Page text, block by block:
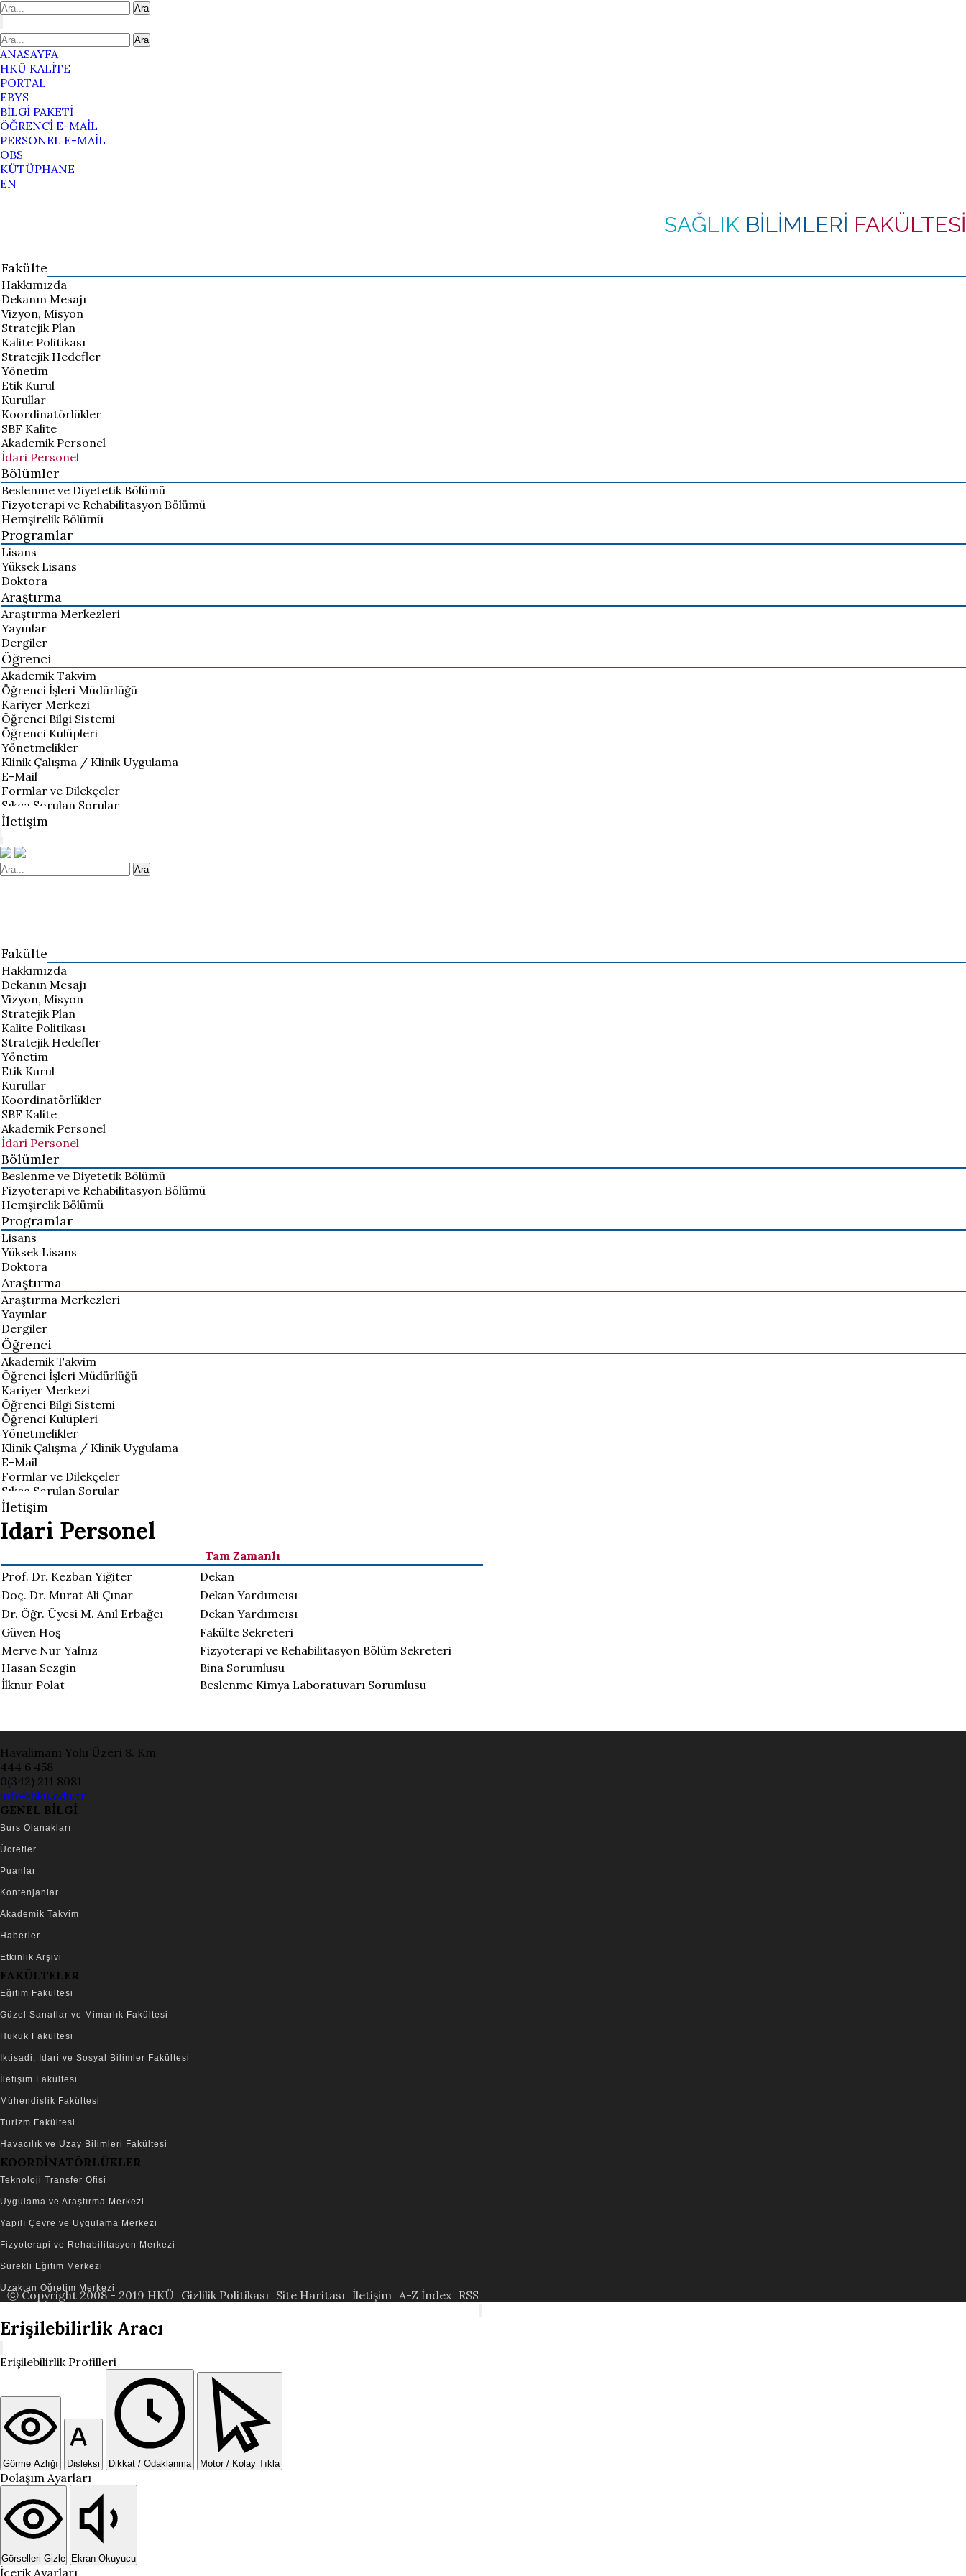
Ara
Ara
ANASAYFA
HKÜ KALİTE
PORTAL
EBYS
BİLGİ PAKETİ
ÖĞRENCİ E-MAİL
PERSONEL E-MAİL
OBS
KÜTÜPHANE
EN
SAĞLIK BİLİMLERİ FAKÜLTESİ
Fakülte
Hakkımızda
Dekanın Mesajı
Vizyon, Misyon
Stratejik Plan
Kalite Politikası
Stratejik Hedefler
Yönetim
Etik Kurul
Kurullar
Koordinatörlükler
SBF Kalite
Akademik Personel
İdari Personel
Bölümler
Beslenme ve Diyetetik Bölümü
Fizyoterapi ve Rehabilitasyon Bölümü
Hemşirelik Bölümü
Programlar
Lisans
Yüksek Lisans
Doktora
Araştırma
Araştırma Merkezleri
Yayınlar
Dergiler
Öğrenci
Akademik Takvim
Öğrenci İşleri Müdürlüğü
Kariyer Merkezi
Öğrenci Bilgi Sistemi
Öğrenci Kulüpleri
Yönetmelikler
Klinik Çalışma / Klinik Uygulama
E-Mail
Formlar ve Dilekçeler
Sıkça Sorulan Sorular
İletişim
Ara
Fakülte
Hakkımızda
Dekanın Mesajı
Vizyon, Misyon
Stratejik Plan
Kalite Politikası
Stratejik Hedefler
Yönetim
Etik Kurul
Kurullar
Koordinatörlükler
SBF Kalite
Akademik Personel
İdari Personel
Bölümler
Beslenme ve Diyetetik Bölümü
Fizyoterapi ve Rehabilitasyon Bölümü
Hemşirelik Bölümü
Programlar
Lisans
Yüksek Lisans
Doktora
Araştırma
Araştırma Merkezleri
Yayınlar
Dergiler
Öğrenci
Akademik Takvim
Öğrenci İşleri Müdürlüğü
Kariyer Merkezi
Öğrenci Bilgi Sistemi
Öğrenci Kulüpleri
Yönetmelikler
Klinik Çalışma / Klinik Uygulama
E-Mail
Formlar ve Dilekçeler
Sıkça Sorulan Sorular
İletişim
İdari Personel
Tam Zamanlı
Prof. Dr. Kezban Yiğiter
Dekan
Doç. Dr. Murat Ali Çınar
Dekan Yardımcısı
Dr. Öğr. Üyesi M. Anıl Erbağcı
Dekan Yardımcısı
Güven Hoş
Fakülte Sekreteri
Merve Nur Yalnız
Fizyoterapi ve Rehabilitasyon Bölüm Sekreteri
Hasan Sezgin
Bina Sorumlusu
İlknur Polat
Beslenme Kimya Laboratuvarı Sorumlusu
Havalimanı Yolu Üzeri 8. Km
444 6 458
0(342) 211 8081
info@hku.edu.tr
GENEL BİLGİ
Burs Olanakları
Ücretler
Puanlar
Kontenjanlar
Akademik Takvim
Haberler
Etkinlik Arşivi
FAKÜLTELER
Eğitim Fakültesi
Güzel Sanatlar ve Mimarlık Fakültesi
Hukuk Fakültesi
İktisadi, İdari ve Sosyal Bilimler Fakültesi
İletişim Fakültesi
Mühendislik Fakültesi
Turizm Fakültesi
Havacılık ve Uzay Bilimleri Fakültesi
KOORDİNATÖRLÜKLER
Teknoloji Transfer Ofisi
Uygulama ve Araştırma Merkezi
Yapılı Çevre ve Uygulama Merkezi
Fizyoterapi ve Rehabilitasyon Merkezi
Sürekli Eğitim Merkezi
Uzaktan Öğretim Merkezi
ⓒ Copyright 2008 - 2019 HKÜ Gizlilik Politikası Site Haritası İletişim A-Z İndex RSS
Erişilebilirlik Aracı
Erişilebilirlik Profilleri
Görme Azlığı Disleksi Dikkat / Odaklanma Motor / Kolay Tıkla
Dolaşım Ayarları
Görselleri Gizle Ekran Okuyucu
İçerik Ayarları